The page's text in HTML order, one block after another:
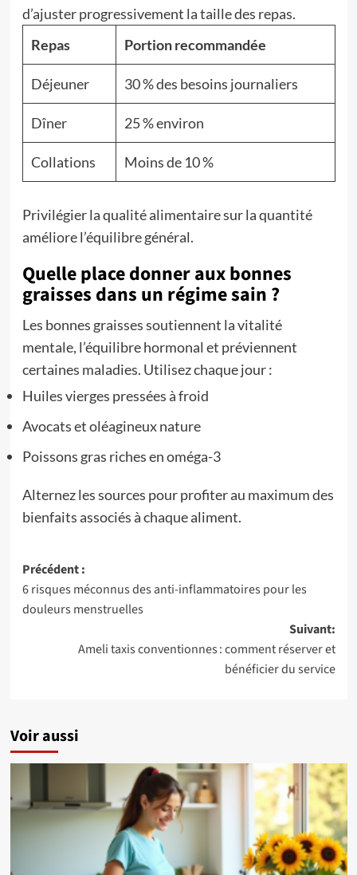
d’ajuster progressivement la taille des repas.
Repas
Portion recommandée
Déjeuner 30 % des besoins journaliers
Dîner 25 % environ
Collations Moins de 10 %
Privilégier la qualité alimentaire sur la quantité
améliore l’équilibre général.
Quelle place donner aux bonnes
graisses dans un régime sain ?
Les bonnes graisses soutiennent la vitalité
mentale, l’équilibre hormonal et préviennent
certaines maladies. Utilisez chaque jour :
Huiles vierges pressées à froid
Avocats et oléagineux nature
Poissons gras riches en oméga-3
Alternez les sources pour profiter au maximum des
bienfaits associés à chaque aliment.
Navigation
d’article
Précédent :
6 risques méconnus des anti-inflammatoires pour les
douleurs menstruelles
Suivant:
Ameli taxis conventionnes : comment réserver et
bénéficier du service
Voir aussi